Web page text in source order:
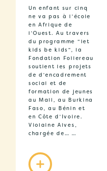
Un enfant sur cinq
ne va pas à l’école
en Afrique de
l’Ouest. Au travers
du programme “let
kids be kids”, la
Fondation Follereau
soutient les projets
de d’encadrement
social et de
formation de jeunes
au Mali, au Burkina
Faso, au Bénin et
en Côte d’Ivoire.
Violaine Alves,
chargée de… …